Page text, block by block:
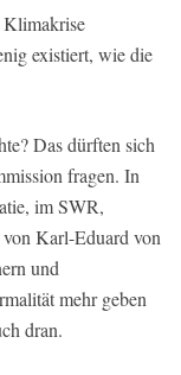
Klimakrise
existiert, wie die
Das dürften sich
fragen. In
im SWR,
Karl-Eduard von
und
mehr geben
dran.